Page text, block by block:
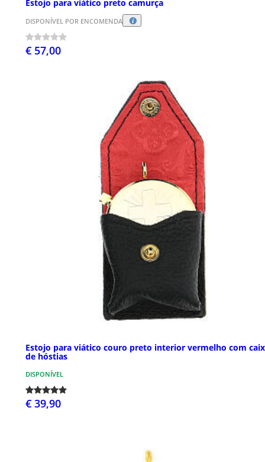
Estojo para viático preto camurça
DISPONÍVEL POR ENCOMENDA
€ 57,00
Estojo para viático couro preto interior vermelho com
de hóstias
DISPONÍVEL
€ 39,90